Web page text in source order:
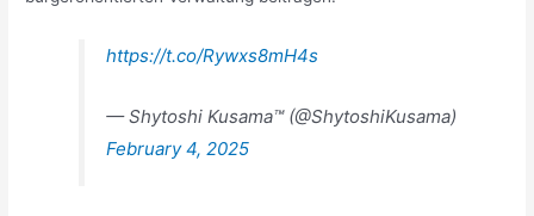
https://t.co/Rywxs8mH4s
— Shytoshi Kusama™ (@ShytoshiKusama)
February 4, 2025